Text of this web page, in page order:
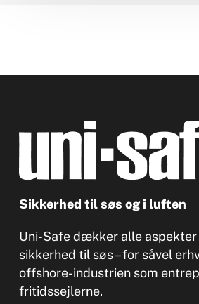
Sikkerhed til søs og i luften
Uni-Safe dækker alle aspekter
sikkerhed til søs – for såvel
offshore-industrien som
fritidssejlerne.